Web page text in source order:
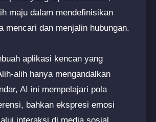
maju dalam mendefinisikan
mencari dan menjalin hubungan.
aplikasi kencan yang
alih hanya mengandalkan
AI ini mempelajari pola
bahkan ekspresi emosi